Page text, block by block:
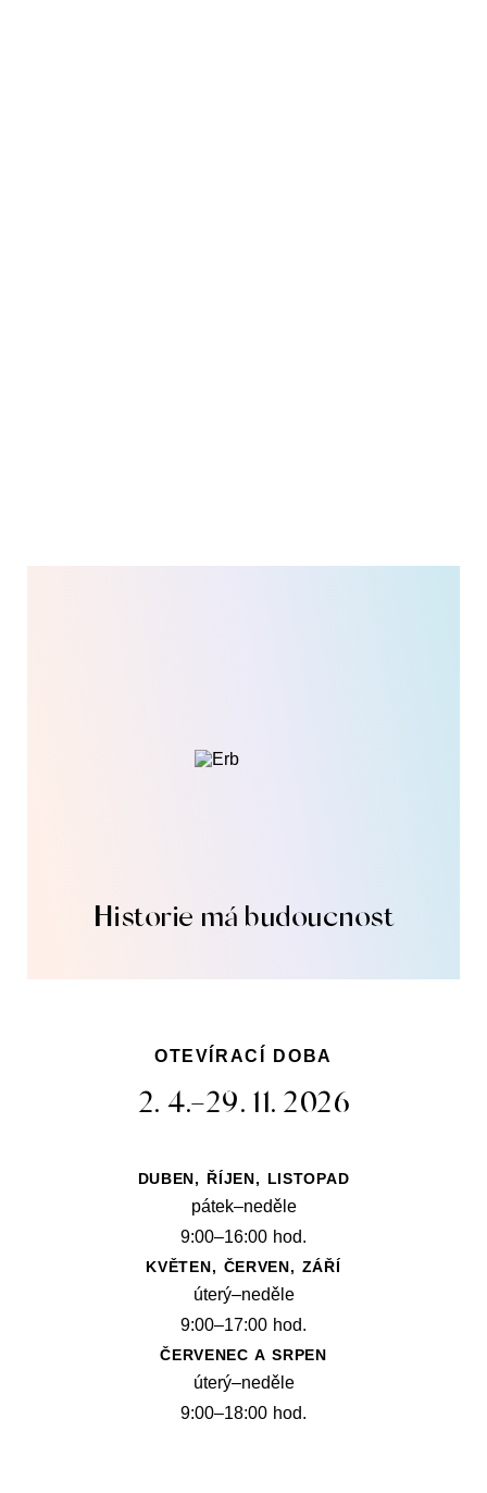
Historie má budoucnost
OTEVÍRACÍ DOBA
2. 4.–29. 11. 2026
DUBEN, ŘÍJEN, LISTOPAD
pátek–neděle
9:00–16:00 hod.
KVĚTEN, ČERVEN, ZÁŘÍ
úterý–neděle
9:00–17:00 hod.
ČERVENEC A SRPEN
úterý–neděle
9:00–18:00 hod.